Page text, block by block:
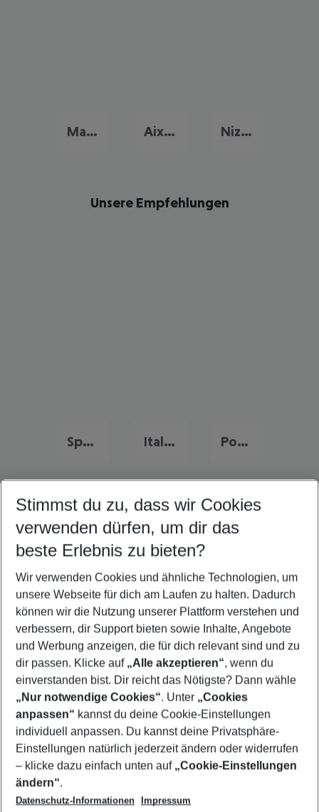
Marseille Aix-en-Provence Nizza
Unsere Empfehlungen
Spanien Urlaub Italien Urlaub Portugal Urlaub
Quicklinks
Frübucher Angebote Cannes für 2026
Flug & Hotel Cannes
Familienurlaub Cannes
Last Minute Cannes
Pauschalreisen Cannes
Footer
Footer navigation
Über uns
AGB
Bestpreisgarantie
Cookie-Einstellungen ändern
Agenturbetreuung
Stimmst du zu, dass wir Cookies
verwenden dürfen, um dir das
beste Erlebnis zu bieten?
Wir verwenden Cookies und ähnliche Technologien, um
unsere Webseite für dich am Laufen zu halten. Dadurch
können wir die Nutzung unserer Plattform verstehen und
verbessern, dir Support bieten sowie Inhalte, Angebote
und Werbung anzeigen, die für dich relevant sind und zu
dir passen. Klicke auf „Alle akzeptieren“, wenn du
einverstanden bist. Dir reicht das Nötigste? Dann wähle
„Nur notwendige Cookies“. Unter „Cookies
anpassen“ kannst du deine Cookie-Einstellungen
individuell anpassen. Du kannst deine Privatsphäre-
Einstellungen natürlich jederzeit ändern oder widerrufen
– klicke dazu einfach unten auf „Cookie-Einstellungen
ändern“.
Datenschutz-Informationen Impressum